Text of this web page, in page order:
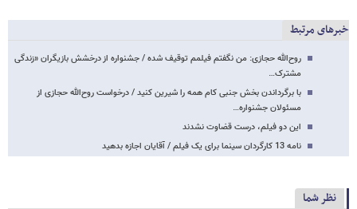
خبرهای مرتبط
روح‌الله حجازی: من نگفتم فیلمم توقیف شده / جشنواره از درخشش بازیگران «زندگی
مشترک…
با برگرداندن بخش جنبی کام همه را شیرین کنید / درخواست روح‌الله حجازی از
مسئولان جشنواره…
این دو فیلم، درست قضاوت نشدند
نامه 13 کارگردان سینما برای یک فیلم / آقایان اجازه بدهید
نظر شما